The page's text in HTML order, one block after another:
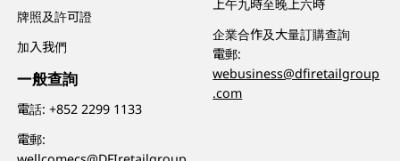
牌照及許可證
加入我們
一般查詢
電話:+852 2299 1133
電郵:
上午九時至晚上六時
企業合作及大量訂購查詢
電郵:
webusiness@dfiretailgroup
.com